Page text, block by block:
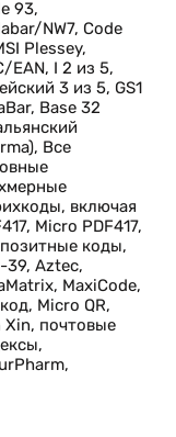
93,
NW7, Code
Plessey,
EAN, I 2 из 5,
3 из 5, GS1
Base 32
Все
включая
Micro PDF417,
коды,
39, Aztec,
MaxiCode,
Micro QR,
Xin, почтовые